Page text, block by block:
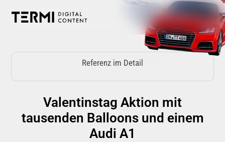
Referenz im Detail
Valentinstag Aktion mit
tausenden Balloons und einem
Audi A1